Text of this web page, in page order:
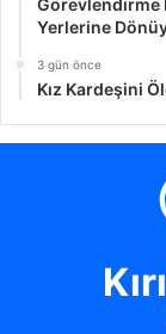
Görevlendirme
Yerlerine
3 gün önce
Kız Kardeşini